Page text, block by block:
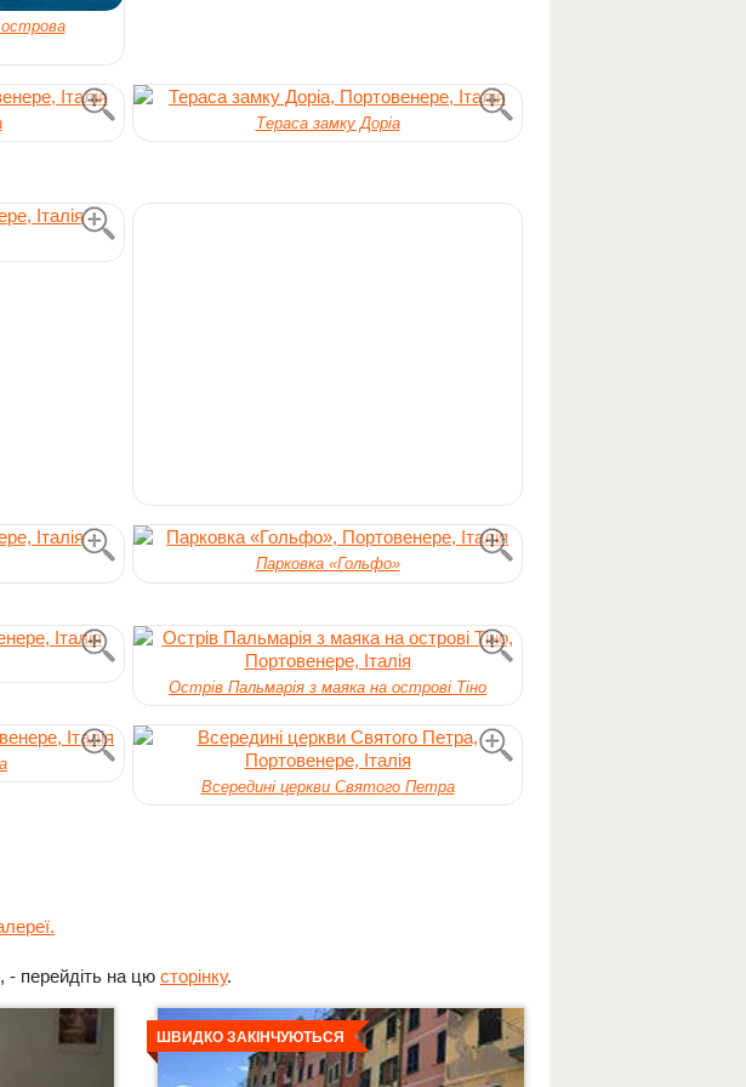
Тераса замку Доріа
Парковка «Гольфо»
Острів Пальмарія з маяка на острові Тіно
Всередині церкви Святого Петра
- перейдіть на цю сторінку.
ШВИДКО ЗАКІНЧУЮТЬСЯ
Детальніше